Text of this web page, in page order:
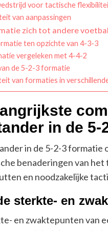
voor tactische
van aanpassingen
zich tot andere
ten opzichte van 4-3-3
vergeleken met 4-4-2
de 5-2-3 formatie
van formaties in
in de 5-
in de 5-2-3
benaderingen van
en noodzakelijke
sterkte- en
en zwaktepunten van